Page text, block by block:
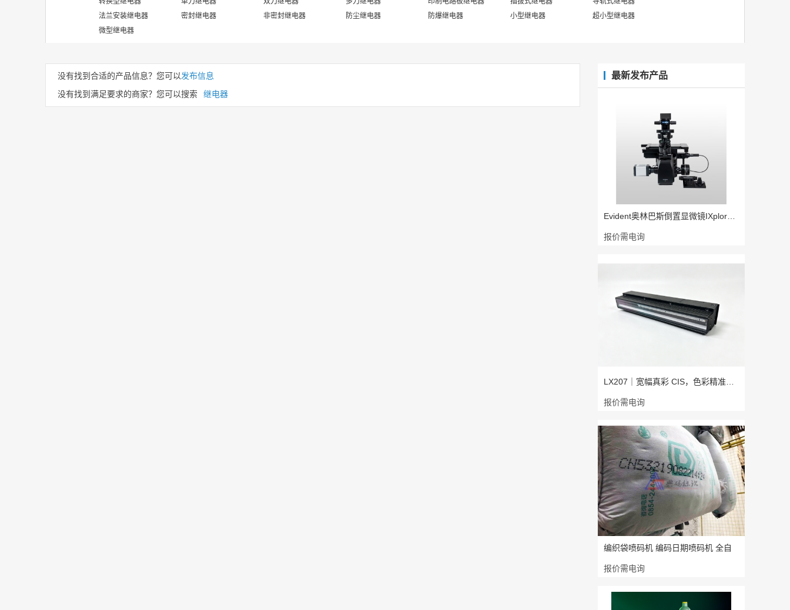
法兰安装继电器
密封继电器 非密封继电器 防尘继电器 防爆继电器 小型继电器
超小型继电器
微型继电器
没有找到合适的产品信息？您可以发布信息
没有找到满足要求的商家？您可以搜索 继电器
最新发布产品
报价需电询
报价需电询
编织袋喷码机 编码日期喷码机 全自
报价需电询